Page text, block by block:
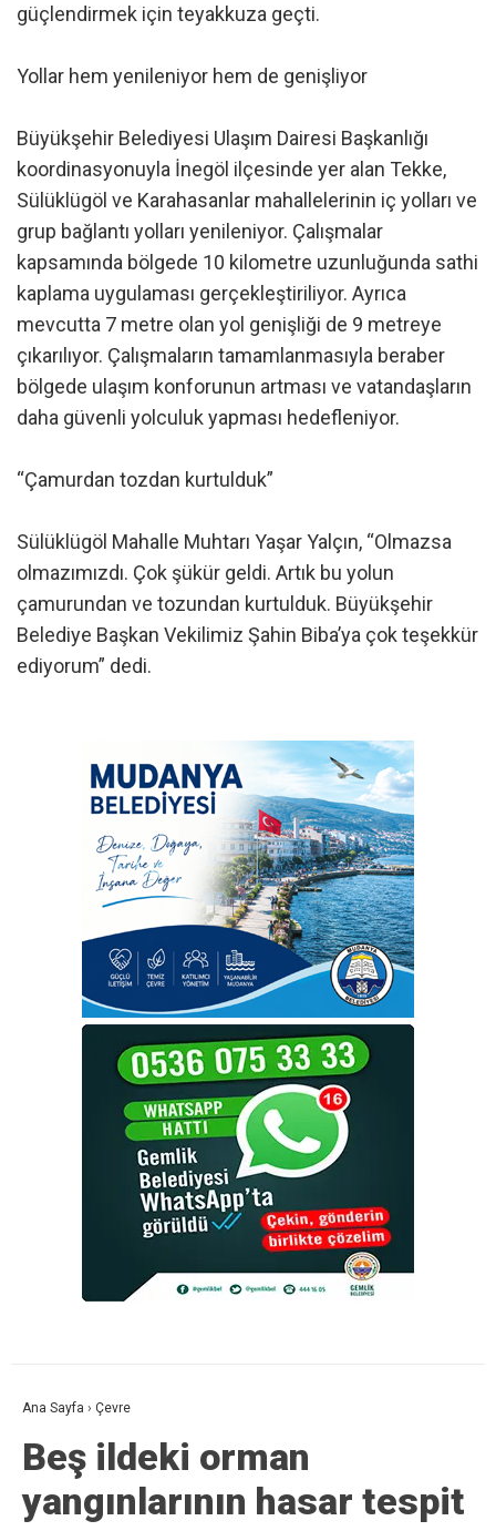
güçlendirmek için teyakkuza geçti.
Yollar hem yenileniyor hem de genişliyor
Büyükşehir Belediyesi Ulaşım Dairesi Başkanlığı
koordinasyonuyla İnegöl ilçesinde yer alan Tekke,
Sülüklügöl ve Karahasanlar mahallelerinin iç yolları ve
grup bağlantı yolları yenileniyor. Çalışmalar
kapsamında bölgede 10 kilometre uzunluğunda sathi
kaplama uygulaması gerçekleştiriliyor. Ayrıca
mevcutta 7 metre olan yol genişliği de 9 metreye
çıkarılıyor. Çalışmaların tamamlanmasıyla beraber
bölgede ulaşım konforunun artması ve vatandaşların
daha güvenli yolculuk yapması hedefleniyor.
“Çamurdan tozdan kurtulduk”
Sülüklügöl Mahalle Muhtarı Yaşar Yalçın, “Olmazsa
olmazımızdı. Çok şükür geldi. Artık bu yolun
çamurundan ve tozundan kurtulduk. Büyükşehir
Belediye Başkan Vekilimiz Şahin Biba’ya çok teşekkür
ediyorum” dedi.
Ana Sayfa › Çevre
Beş ildeki orman
yangınlarının hasar tespit